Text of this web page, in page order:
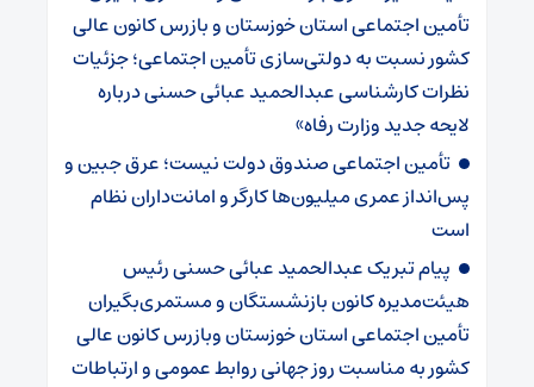
تأمین اجتماعی استان خوزستان و بازرس کانون عالی
کشور نسبت به دولتی‌سازی تأمین اجتماعی؛ جزئیات
نظرات کارشناسی عبدالحمید عبائی حسنی درباره
لایحه جدید وزارت رفاه»
تأمین اجتماعی صندوق دولت نیست؛ عرق جبین و
پس‌انداز عمری میلیون‌ها کارگر و امانت‌داران نظام
است
پیام تبریک عبدالحمید عبائی حسنی رئیس
هیئت‌مدیره کانون بازنشستگان و مستمری‌بگیران
تأمین اجتماعی استان خوزستان وبازرس کانون عالی
کشور به مناسبت روز جهانی روابط عمومی و ارتباطات